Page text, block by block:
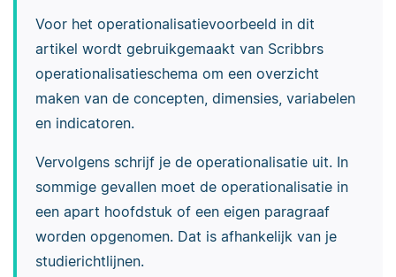
Voor het operationalisatievoorbeeld in dit
artikel wordt gebruikgemaakt van Scribbrs
operationalisatieschema om een overzicht
maken van de concepten, dimensies, variabelen
en indicatoren.
Vervolgens schrijf je de operationalisatie uit. In
sommige gevallen moet de operationalisatie in
een apart hoofdstuk of een eigen paragraaf
worden opgenomen. Dat is afhankelijk van je
studierichtlijnen.